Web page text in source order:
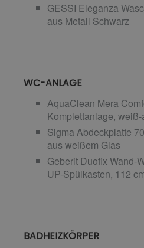
GESSI Eleganza
aus Metall Schwarz
WC-ANLAGE
AquaClean Mera
Komplettanlage,
Sigma Abdeckplatte
aus weißem Glas
Geberit Duofix Wand-
UP-Spülkasten, 112
BADHEIZKÖRPER